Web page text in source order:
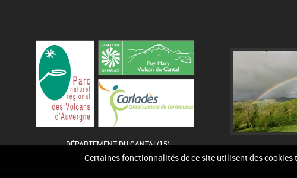
Certaines fonctionnalités de ce site utilisent des cookies
DÉPARTEMENT DU CANTAL(15)